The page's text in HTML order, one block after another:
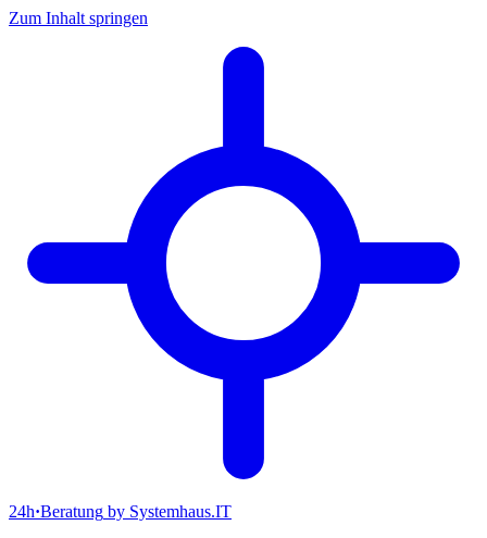
Zum Inhalt springen
24h·Beratung by Systemhaus.IT